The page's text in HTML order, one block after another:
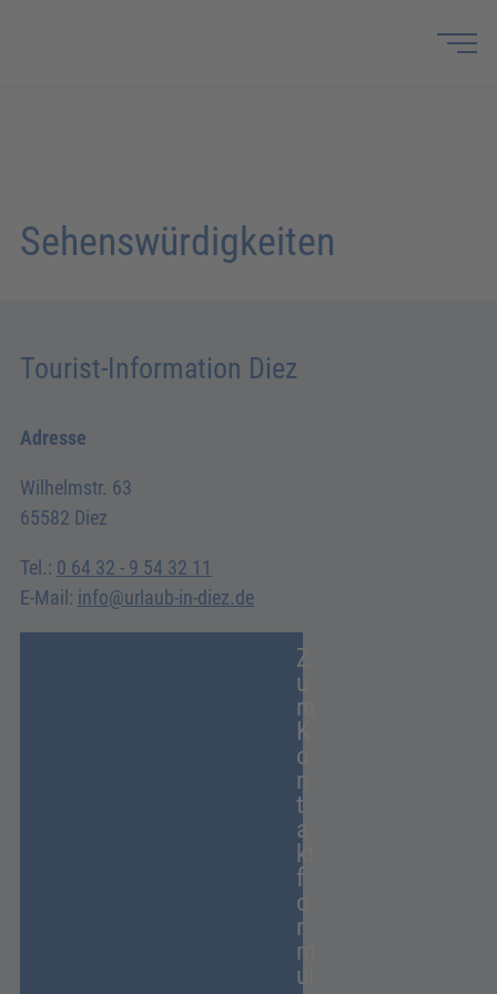
Sehenswürdigkeiten
Tourist-Information Diez
Adresse
Wilhelmstr. 63
65582 Diez
Tel.: 0 64 32 - 9 54 32 11
E-Mail: info@urlaub-in-diez.de
Z
u
m
K
o
n
t
a
kt
f
o
r
m
ul